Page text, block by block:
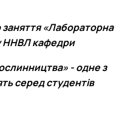
«Лабораторна
ННВЛ кафедри
- одне з
серед студентів